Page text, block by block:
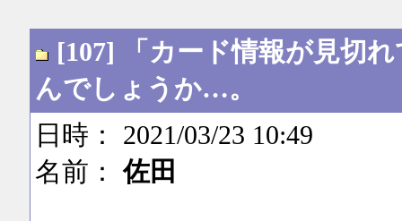
[107] 「カード情報が見切
んでしょうか…。
日時： 2021/03/23 10:49
名前：佐田